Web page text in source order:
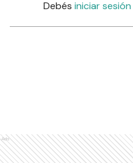
Debés iniciar sesión
Ads